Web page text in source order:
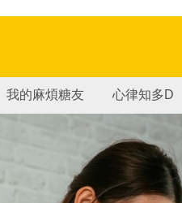
我的麻煩糖友 心律知多D